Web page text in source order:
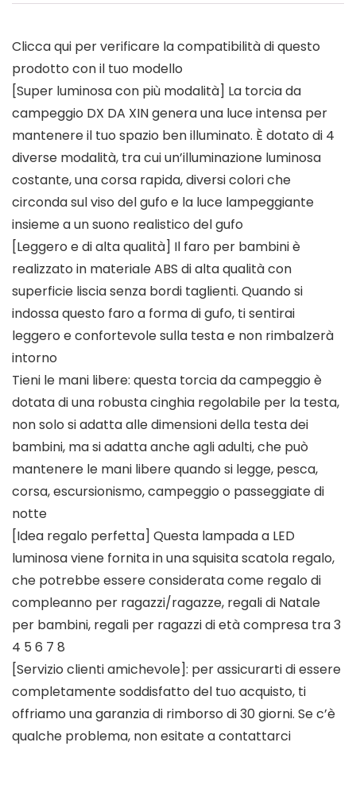
Clicca qui per verificare la compatibilità di questo
prodotto con il tuo modello
[Super luminosa con più modalità] La torcia da
campeggio DX DA XIN genera una luce intensa per
mantenere il tuo spazio ben illuminato. È dotato di 4
diverse modalità, tra cui un’illuminazione luminosa
costante, una corsa rapida, diversi colori che
circonda sul viso del gufo e la luce lampeggiante
insieme a un suono realistico del gufo
[Leggero e di alta qualità] Il faro per bambini è
realizzato in materiale ABS di alta qualità con
superficie liscia senza bordi taglienti. Quando si
indossa questo faro a forma di gufo, ti sentirai
leggero e confortevole sulla testa e non rimbalzerà
intorno
Tieni le mani libere: questa torcia da campeggio è
dotata di una robusta cinghia regolabile per la testa,
non solo si adatta alle dimensioni della testa dei
bambini, ma si adatta anche agli adulti, che può
mantenere le mani libere quando si legge, pesca,
corsa, escursionismo, campeggio o passeggiate di
notte
[Idea regalo perfetta] Questa lampada a LED
luminosa viene fornita in una squisita scatola regalo,
che potrebbe essere considerata come regalo di
compleanno per ragazzi/ragazze, regali di Natale
per bambini, regali per ragazzi di età compresa tra 3
4 5 6 7 8
[Servizio clienti amichevole]: per assicurarti di essere
completamente soddisfatto del tuo acquisto, ti
offriamo una garanzia di rimborso di 30 giorni. Se c’è
qualche problema, non esitate a contattarci